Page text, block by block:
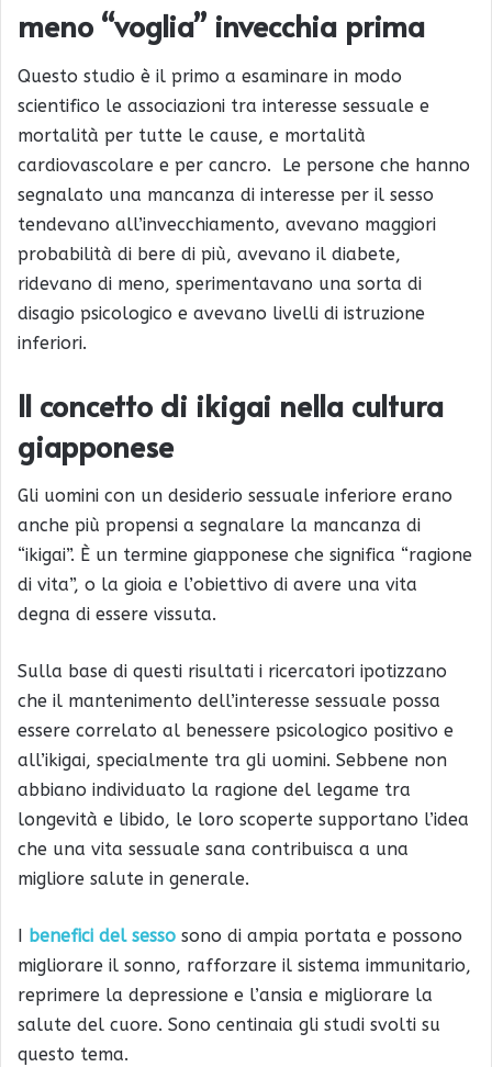
meno “voglia” invecchia prima
Questo studio è il primo a esaminare in modo
scientifico le associazioni tra interesse sessuale e
mortalità per tutte le cause, e mortalità
cardiovascolare e per cancro. Le persone che hanno
segnalato una mancanza di interesse per il sesso
tendevano all’invecchiamento, avevano maggiori
probabilità di bere di più, avevano il diabete,
ridevano di meno, sperimentavano una sorta di
disagio psicologico e avevano livelli di istruzione
inferiori.
Il concetto di ikigai nella cultura
giapponese
Gli uomini con un desiderio sessuale inferiore erano
anche più propensi a segnalare la mancanza di
“ikigai”. È un termine giapponese che significa “ragione
di vita”, o la gioia e l’obiettivo di avere una vita
degna di essere vissuta.
Sulla base di questi risultati i ricercatori ipotizzano
che il mantenimento dell’interesse sessuale possa
essere correlato al benessere psicologico positivo e
all’ikigai, specialmente tra gli uomini. Sebbene non
abbiano individuato la ragione del legame tra
longevità e libido, le loro scoperte supportano l’idea
che una vita sessuale sana contribuisca a una
migliore salute in generale.
I benefici del sesso sono di ampia portata e possono
migliorare il sonno, rafforzare il sistema immunitario,
reprimere la depressione e l’ansia e migliorare la
salute del cuore. Sono centinaia gli studi svolti su
questo tema.